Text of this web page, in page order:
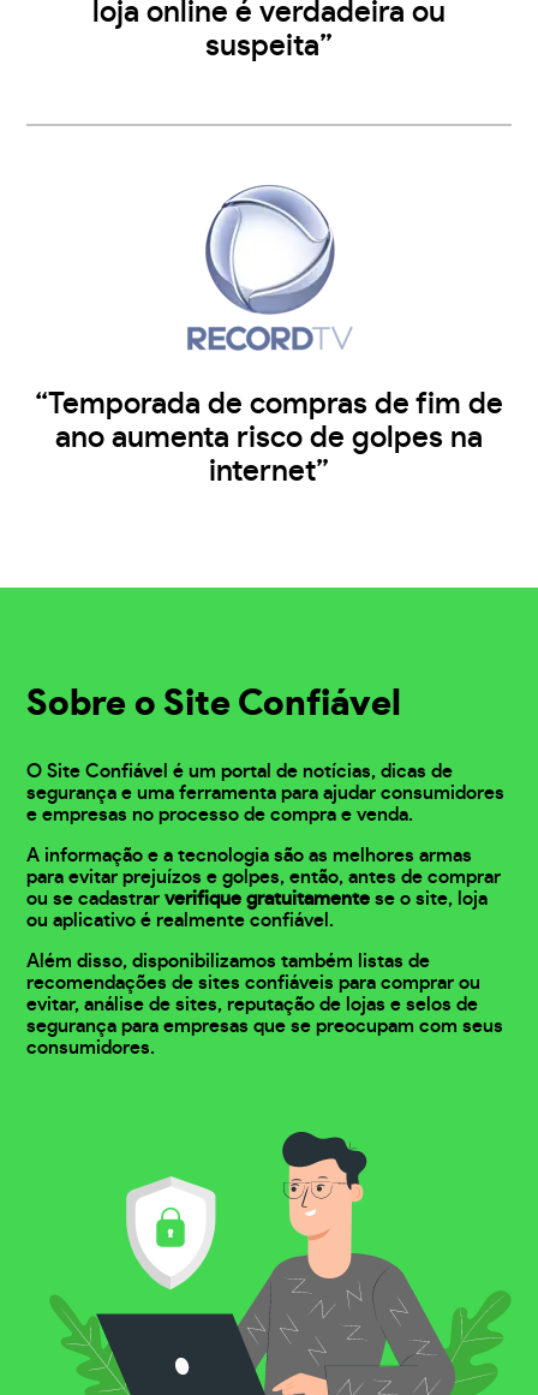
loja online é verdadeira ou
suspeita”
“Temporada de compras de fim de
ano aumenta risco de golpes na
internet”
Sobre o Site Confiável
O Site Confiável é um portal de notícias, dicas de
segurança e uma ferramenta para ajudar consumidores
e empresas no processo de compra e venda.
A informação e a tecnologia são as melhores armas
para evitar prejuízos e golpes, então, antes de comprar
ou se cadastrarverifique gratuitamente se o site, loja
ou aplicativo é realmente confiável.
Além disso, disponibilizamos também listas de
recomendações de sites confiáveis para comprar ou
evitar, análise de sites, reputação de lojas e selos de
segurança para empresas que se preocupam com seus
consumidores.